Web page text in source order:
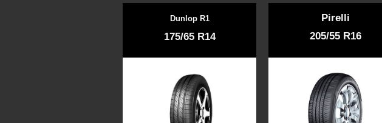
Dunlop R1
175/65 R14
Pirelli
205/55 R16